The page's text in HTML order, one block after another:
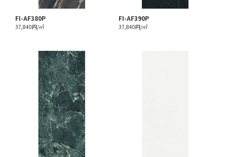
FI-AF380P
37,840円/㎡
FI-AF390P
37,840円/㎡